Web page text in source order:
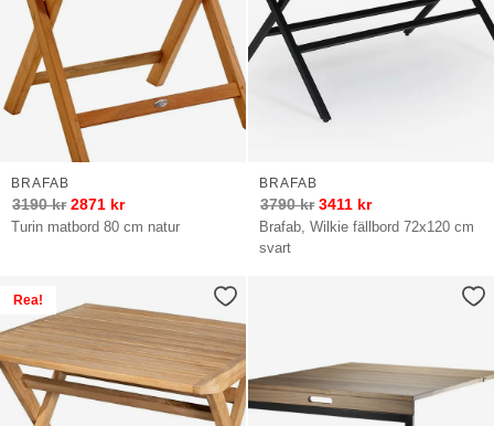
Turin matbord 80 cm natur
BRAFAB
3190kr 2871 kr
Brafab, Wilkie fällbord 72x120 cm
svart
BRAFAB
3790kr 3411 kr
Rea!